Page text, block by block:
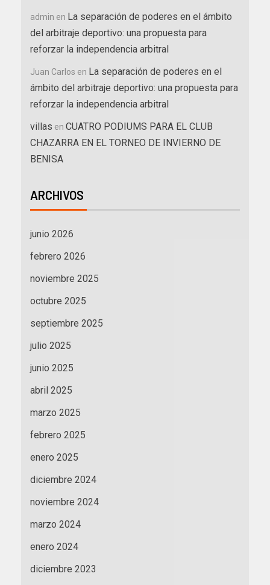
admin en La separación de poderes en el ámbito
del arbitraje deportivo: una propuesta para
reforzar la independencia arbitral
Juan Carlos en La separación de poderes en el
ámbito del arbitraje deportivo: una propuesta para
reforzar la independencia arbitral
villas en CUATRO PODIUMS PARA EL CLUB
CHAZARRA EN EL TORNEO DE INVIERNO DE
BENISA
ARCHIVOS
junio 2026
febrero 2026
noviembre 2025
octubre 2025
septiembre 2025
julio 2025
junio 2025
abril 2025
marzo 2025
febrero 2025
enero 2025
diciembre 2024
noviembre 2024
marzo 2024
enero 2024
diciembre 2023